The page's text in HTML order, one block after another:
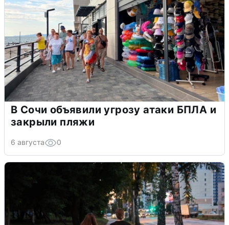
В Сочи объявили угрозу атаки БПЛА и
закрыли пляжи
6 августа 0